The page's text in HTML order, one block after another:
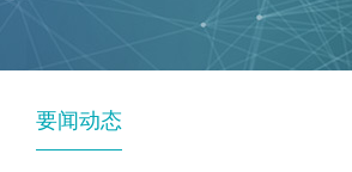
要闻动态